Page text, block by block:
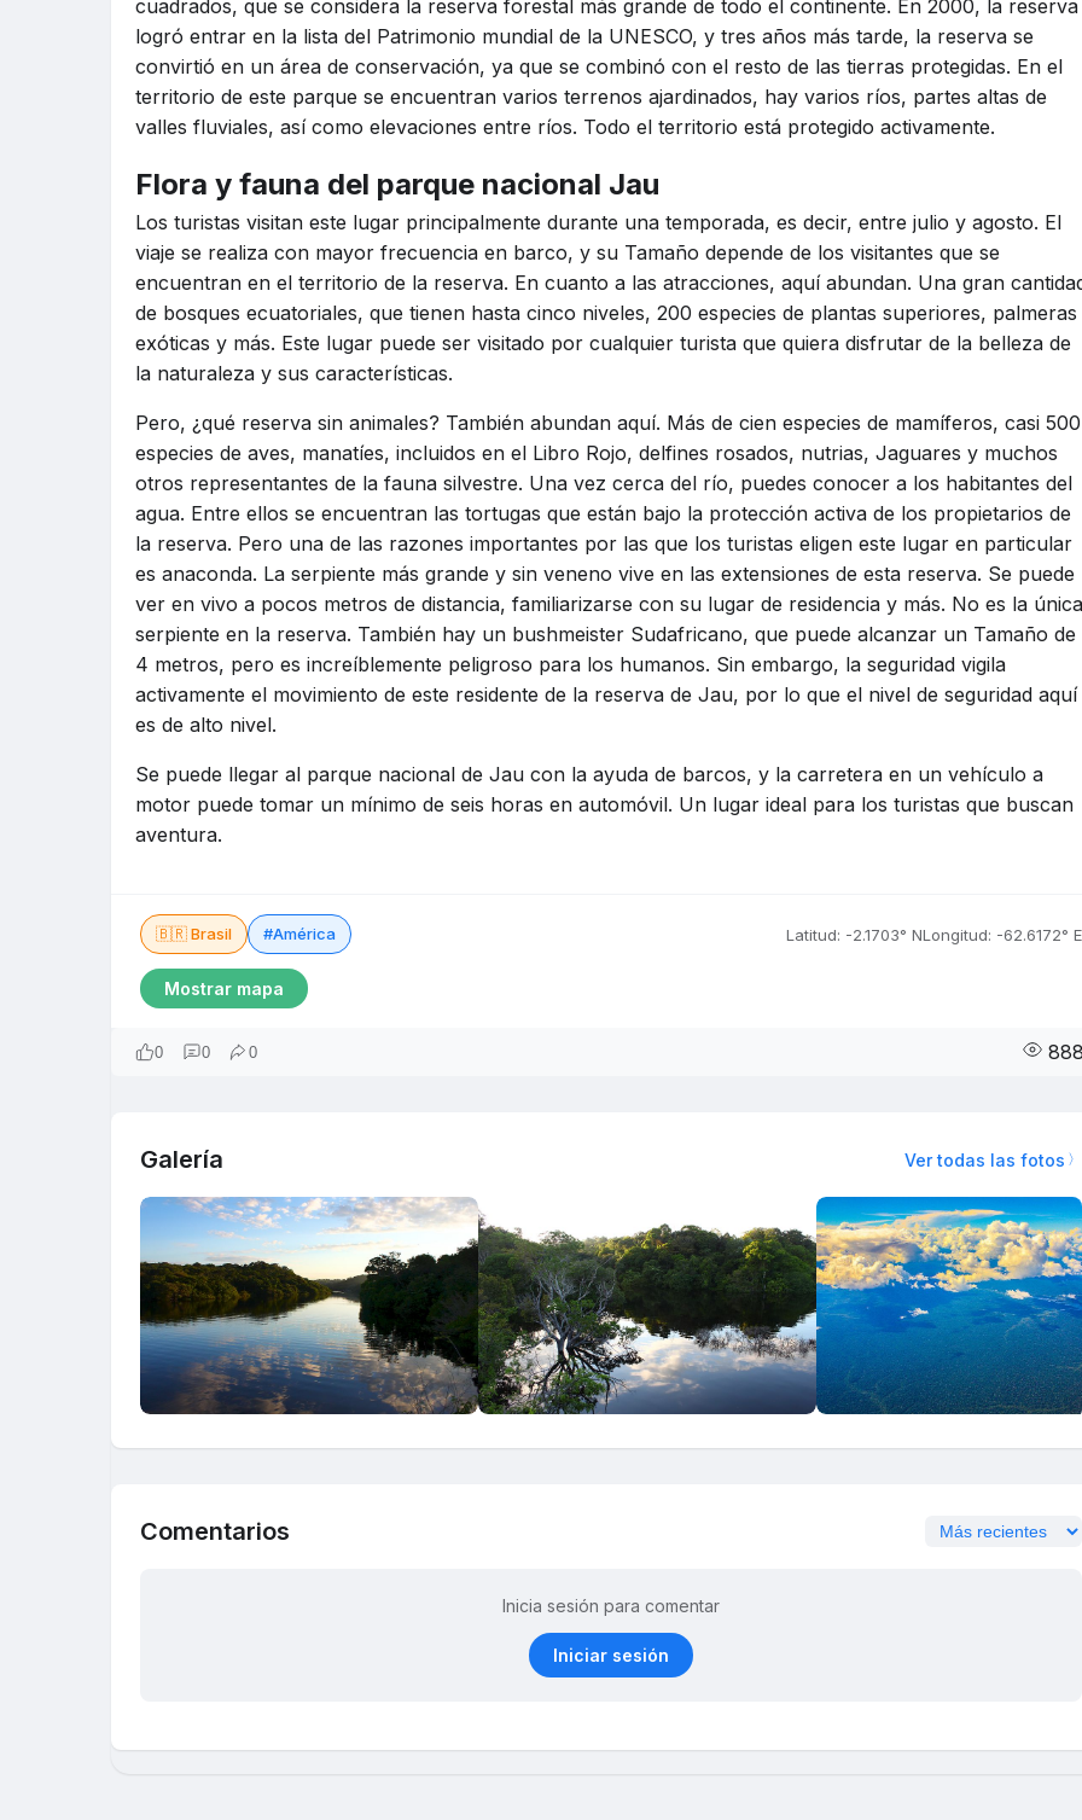
cuadrados, que se considera la reserva forestal más grande de todo el continente. En 2000, la reserva
logró entrar en la lista del Patrimonio mundial de la UNESCO, y tres años más tarde, la reserva se
convirtió en un área de conservación, ya que se combinó con el resto de las tierras protegidas. En el
territorio de este parque se encuentran varios terrenos ajardinados, hay varios ríos, partes altas de
valles fluviales, así como elevaciones entre ríos. Todo el territorio está protegido activamente.
Flora y fauna del parque nacional Jau
Los turistas visitan este lugar principalmente durante una temporada, es decir, entre julio y agosto. El
viaje se realiza con mayor frecuencia en barco, y su Tamaño depende de los visitantes que se
encuentran en el territorio de la reserva. En cuanto a las atracciones, aquí abundan. Una gran
de bosques ecuatoriales, que tienen hasta cinco niveles, 200 especies de plantas superiores, palmeras
exóticas y más. Este lugar puede ser visitado por cualquier turista que quiera disfrutar de la belleza de
la naturaleza y sus características.
Pero, ¿qué reserva sin animales? También abundan aquí. Más de cien especies de mamíferos, casi 500
especies de aves, manatíes, incluidos en el Libro Rojo, delfines rosados, nutrias, Jaguares y muchos
otros representantes de la fauna silvestre. Una vez cerca del río, puedes conocer a los habitantes del
agua. Entre ellos se encuentran las tortugas que están bajo la protección activa de los propietarios de
la reserva. Pero una de las razones importantes por las que los turistas eligen este lugar en particular
es anaconda. La serpiente más grande y sin veneno vive en las extensiones de esta reserva. Se puede
ver en vivo a pocos metros de distancia, familiarizarse con su lugar de residencia y más. No es la única
serpiente en la reserva. También hay un bushmeister Sudafricano, que puede alcanzar un Tamaño de
4 metros, pero es increíblemente peligroso para los humanos. Sin embargo, la seguridad vigila
activamente el movimiento de este residente de la reserva de Jau, por lo que el nivel de seguridad aquí
es de alto nivel.
Se puede llegar al parque nacional de Jau con la ayuda de barcos, y la carretera en un vehículo a
motor puede tomar un mínimo de seis horas en automóvil. Un lugar ideal para los turistas que buscan
aventura.
🇧🇷 Brasil #América Latitud: -2.1703° NLongitud: -62.6172° E
Mostrar mapa
0 0 0
Galería Ver todas las fotos
Comentarios
Inicia sesión para comentar
Iniciar sesión